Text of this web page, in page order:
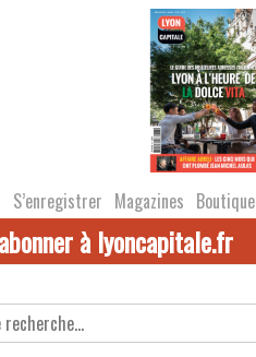
S’enregistrer Magazines Boutique
à lyoncapitale.fr